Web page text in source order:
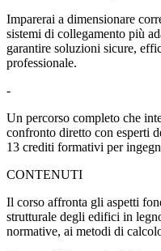
Imparerai a dimensionare
sistemi di collegamento più
garantire soluzioni sicure,
professionale.
-
Un percorso completo che
confronto diretto con esperti
13 crediti formativi per
CONTENUTI
Il corso affronta gli aspetti
strutturale degli edifici in
normative, ai metodi di